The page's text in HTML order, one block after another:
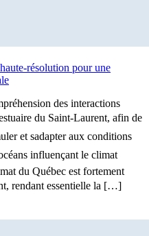
résolution pour une
des interactions
du Saint-Laurent, afin de
et sadapter aux conditions
influençant le climat
du Québec est fortement
rendant essentielle la […]